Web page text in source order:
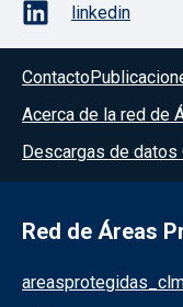
linkedin
Contacto
Acerca de la red de
Descargas de
Red de Áreas